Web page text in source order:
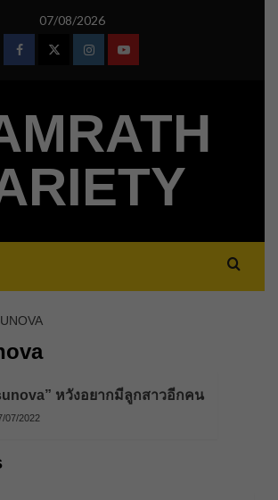
07/08/2026
FacebookTwitterInstagramYoutube
หวังอยากมีลูกสาวอีกคน
07/2022